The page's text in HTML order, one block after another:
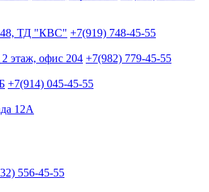
48, ТД "КВС" +7(919) 748-45-55
этаж, офис 204 +7(982) 779-45-55
+7(914) 045-45-55
12А
556-45-55